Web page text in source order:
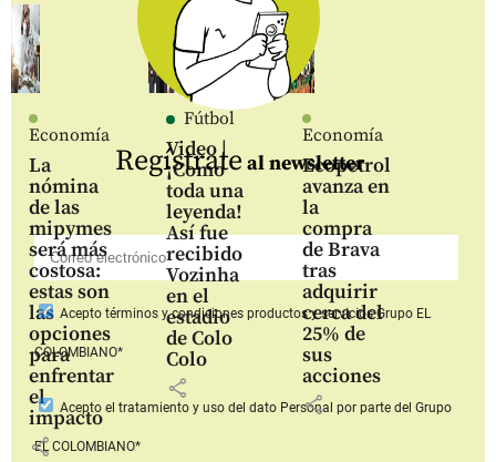
Economía
La
nómina
de las
mipymes
será más
costosa:
estas son
las
opciones
para
enfrentar
el
impacto
share
Fútbol
Video |
¡Como
toda una
leyenda!
Así fue
recibido
Vozinha
en el
estadio
de Colo
Colo
share
Economía
Ecopetrol
avanza en
la
compra
de Brava
tras
adquirir
cerca del
25% de
sus
acciones
share
Regístrate al newsletter
Aceptotérminos y condiciones productos y serviciosGrupo EL
COLOMBIANO*
Acepto el tratamiento y uso del dato Personal por parte del Grupo
EL COLOMBIANO*